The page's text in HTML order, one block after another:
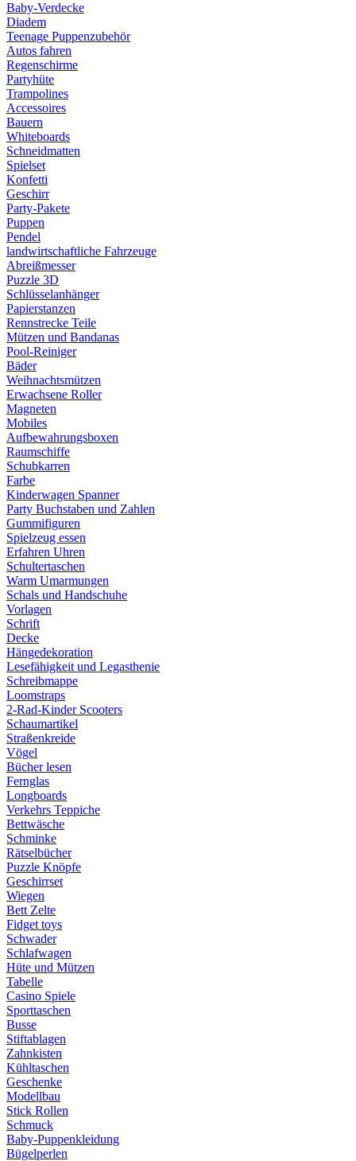
Baby-Verdecke
Diadem
Teenage Puppenzubehör
Autos fahren
Regenschirme
Partyhüte
Trampolines
Accessoires
Bauern
Whiteboards
Schneidmatten
Spielset
Konfetti
Geschirr
Party-Pakete
Puppen
Pendel
landwirtschaftliche Fahrzeuge
Abreißmesser
Puzzle 3D
Schlüsselanhänger
Papierstanzen
Rennstrecke Teile
Mützen und Bandanas
Pool-Reiniger
Bäder
Weihnachtsmützen
Erwachsene Roller
Magneten
Mobiles
Aufbewahrungsboxen
Raumschiffe
Schubkarren
Farbe
Kinderwagen Spanner
Party Buchstaben und Zahlen
Gummifiguren
Spielzeug essen
Erfahren Uhren
Schultertaschen
Warm Umarmungen
Schals und Handschuhe
Vorlagen
Schrift
Decke
Hängedekoration
Lesefähigkeit und Legasthenie
Schreibmappe
Loomstraps
2-Rad-Kinder Scooters
Schaumartikel
Straßenkreide
Vögel
Bücher lesen
Fernglas
Longboards
Verkehrs Teppiche
Bettwäsche
Schminke
Rätselbücher
Puzzle Knöpfe
Geschirrset
Wiegen
Bett Zelte
Fidget toys
Schwader
Schlafwagen
Hüte und Mützen
Tabelle
Casino Spiele
Sporttaschen
Busse
Stiftablagen
Zahnkisten
Kühltaschen
Geschenke
Modellbau
Stick Rollen
Schmuck
Baby-Puppenkleidung
Bügelperlen